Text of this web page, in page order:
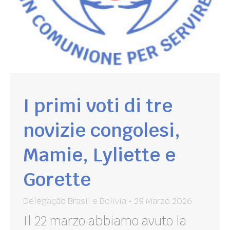
I primi voti di tre
novizie congolesi,
Mamie, Lyliette e
Gorette
Delegação Brasil e Bolívia 29 Marzo 2026
Il 22 marzo abbiamo avuto la